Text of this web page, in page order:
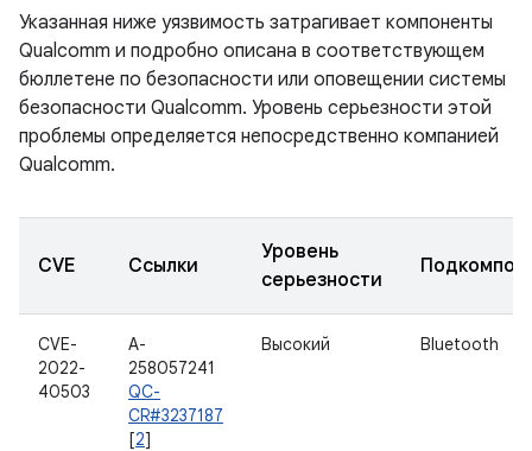
Указанная ниже уязвимость затрагивает компоненты
Qualcomm и подробно описана в соответствующем
бюллетене по безопасности или оповещении системы
безопасности Qualcomm. Уровень серьезности этой
проблемы определяется непосредственно компанией
Qualcomm.
CVE Ссылки
Уровень
серьезности
CVE-
2022-
40503
A-
258057241
QC-
CR#3237187
[2]
Высокий Bluetooth